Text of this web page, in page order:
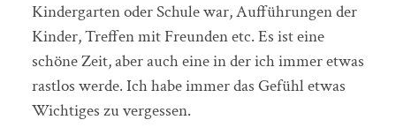
Kindergarten oder Schule war, Aufführungen der
Kinder, Treffen mit Freunden etc. Es ist eine
schöne Zeit, aber auch eine in der ich immer etwas
rastlos werde. Ich habe immer das Gefühl etwas
Wichtiges zu vergessen.